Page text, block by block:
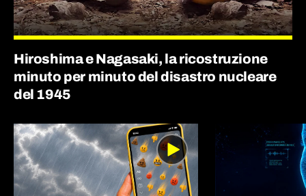
Hiroshima e Nagasaki, la ricostruzione
minuto per minuto del disastro nucleare
del 1945